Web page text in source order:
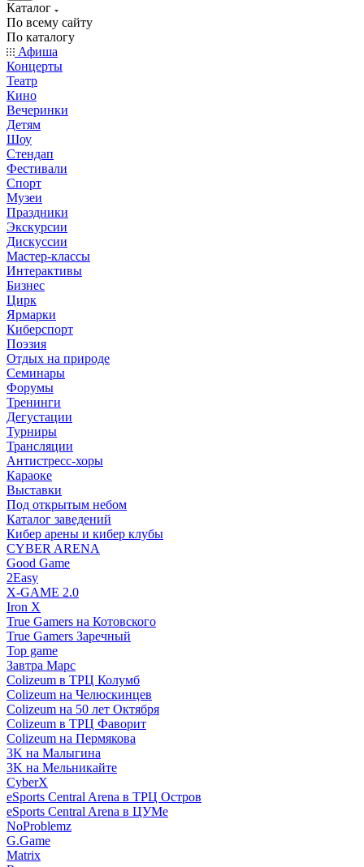
Каталог
По всему сайту
По каталогу
Афиша
Концерты
Театр
Кино
Вечеринки
Детям
Шоу
Стендап
Фестивали
Спорт
Музеи
Праздники
Экскурсии
Дискуссии
Мастер-классы
Интерактивы
Бизнес
Цирк
Ярмарки
Киберспорт
Поэзия
Отдых на природе
Семинары
Форумы
Тренинги
Дегустации
Турниры
Трансляции
Антистресс-хоры
Караоке
Выставки
Под открытым небом
Каталог заведений
Кибер арены и кибер клубы
CYBER ARENA
Good Game
2Easy
X-GAME 2.0
Iron X
True Gamers на Котовского
True Gamers Заречный
Top game
Завтра Марс
Colizeum в ТРЦ Колумб
Colizeum на Челюскинцев
Colizeum на 50 лет Октября
Colizeum в ТРЦ Фаворит
Colizeum на Пермякова
3K на Малыгина
3K на Мельникайте
CyberX
eSports Central Arena в ТРЦ Остров
eSports Central Arena в ЦУМе
NoProblemz
G.Game
Matrix